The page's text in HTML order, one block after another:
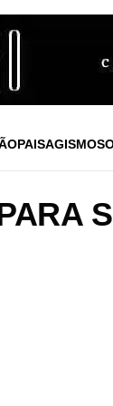
PAISAGISMO